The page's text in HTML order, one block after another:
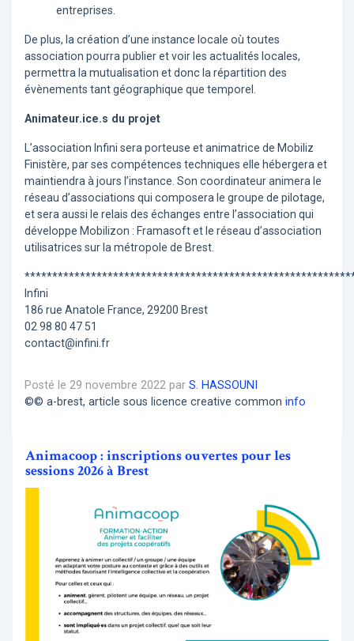
entreprises.
De plus, la création d’une instance locale où toutes
association pourra publier et voir les actualités locales,
permettra la mutualisation et donc la répartition des
évènements tant géographique que temporel.
Animateur.ice.s du projet
L’association Infini sera porteuse et animatrice de Mobiliz
Finistère, par ses compétences techniques elle hébergera et
maintiendra à jours l’instance. Son coordinateur animera le
réseau d’associations qui composera le groupe de pilotage,
et sera aussi le relais des échanges entre l’association qui
développe Mobilizon : Framasoft et le réseau d’association
utilisatrices sur la métropole de Brest.
Infini
186 rue Anatole France, 29200 Brest
02 98 80 47 51
contact@infini.fr
Posté le 29 novembre 2022 par S. HASSOUNI
©© a-brest, article sous licence creative common info
Animacoop : inscriptions ouvertes pour les
sessions 2026 à Brest